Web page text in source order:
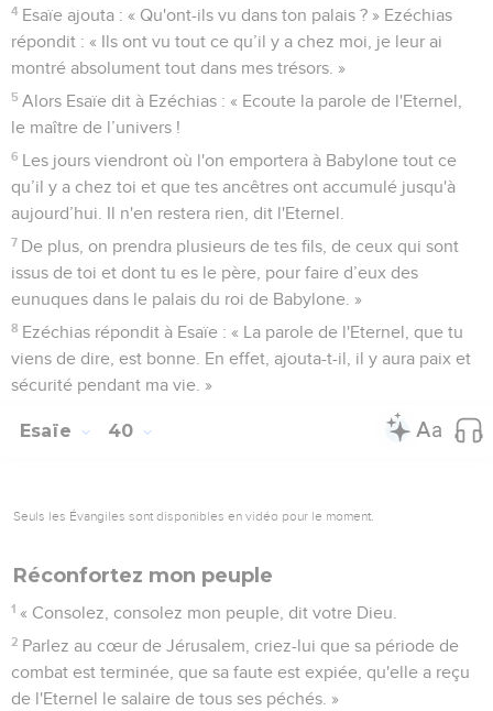
4 Esaïe ajouta : « Qu'ont-ils vu dans ton palais ? » Ezéchias
répondit : « Ils ont vu tout ce qu’il y a chez moi, je leur ai
montré absolument tout dans mes trésors. »
5 Alors Esaïe dit à Ezéchias : « Ecoute la parole de l'Eternel,
le maître de l’univers !
6 Les jours viendront où l'on emportera à Babylone tout ce
qu’il y a chez toi et que tes ancêtres ont accumulé jusqu'à
aujourd’hui. Il n'en restera rien, dit l'Eternel.
7 De plus, on prendra plusieurs de tes fils, de ceux qui sont
issus de toi et dont tu es le père, pour faire d’eux des
eunuques dans le palais du roi de Babylone. »
8 Ezéchias répondit à Esaïe : « La parole de l'Eternel, que tu
viens de dire, est bonne. En effet, ajouta-t-il, il y aura paix et
sécurité pendant ma vie. »
Esaïe 40
Seuls les Évangiles sont disponibles en vidéo pour le moment.
Réconfortez mon peuple
1 « Consolez, consolez mon peuple, dit votre Dieu.
2 Parlez au cœur de Jérusalem, criez-lui que sa période de
combat est terminée, que sa faute est expiée, qu'elle a reçu
de l'Eternel le salaire de tous ses péchés. »